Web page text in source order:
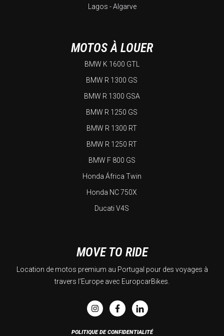
Lagos - Algarve
MOTOS À LOUER
BMW K 1600 GTL
BMW R 1300 GS
BMW R 1300 GSA
BMW R 1250 GS
BMW R 1300 RT
BMW R 1250 RT
BMW F 800 GS
Honda África Twin
Honda NC 750X
Ducati V4S
MOVE TO RIDE
Location de motos premium au Portugal pour des voyages à
travers l’Europe avec EuropcarBikes.
POLITIQUE DE CONFIDENTIALITÉ